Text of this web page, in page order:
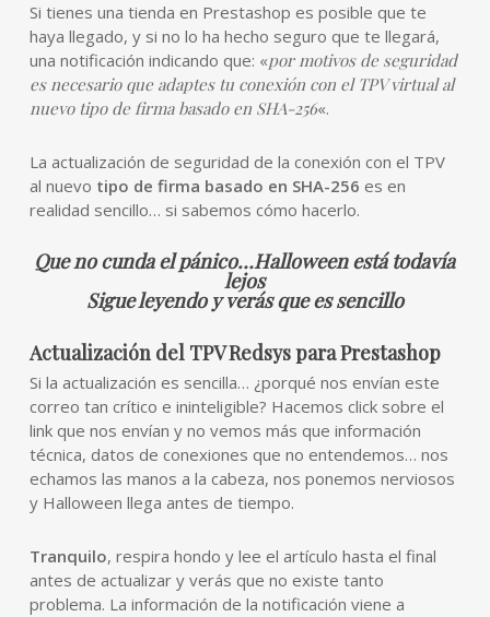
Si tienes una tienda en Prestashop es posible que te
haya llegado, y si no lo ha hecho seguro que te llegará,
una notificación indicando que: «por motivos de seguridad
es necesario que adaptes tu conexión con el TPV virtual al
nuevo tipo de firma basado en SHA-256«.
La actualización de seguridad de la conexión con el TPV
al nuevo tipo de firma basado en SHA-256 es en
realidad sencillo… si sabemos cómo hacerlo.
Que no cunda el pánico…Halloween está todavía
lejos
Sigue leyendo y verás que es sencillo
Actualización del TPV Redsys para Prestashop
Si la actualización es sencilla… ¿porqué nos envían este
correo tan crítico e ininteligible? Hacemos click sobre el
link que nos envían y no vemos más que información
técnica, datos de conexiones que no entendemos… nos
echamos las manos a la cabeza, nos ponemos nerviosos
y Halloween llega antes de tiempo.
Tranquilo, respira hondo y lee el artículo hasta el final
antes de actualizar y verás que no existe tanto
problema. La información de la notificación viene a